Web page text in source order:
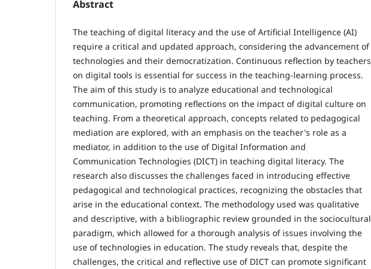
Abstract
The teaching of digital literacy and the use of Artificial Intelligence (AI)
require a critical and updated approach, considering the advancement of
technologies and their democratization. Continuous reflection by teachers
on digital tools is essential for success in the teaching-learning process.
The aim of this study is to analyze educational and technological
communication, promoting reflections on the impact of digital culture on
teaching. From a theoretical approach, concepts related to pedagogical
mediation are explored, with an emphasis on the teacher's role as a
mediator, in addition to the use of Digital Information and
Communication Technologies (DICT) in teaching digital literacy. The
research also discusses the challenges faced in introducing effective
pedagogical and technological practices, recognizing the obstacles that
arise in the educational context. The methodology used was qualitative
and descriptive, with a bibliographic review grounded in the sociocultural
paradigm, which allowed for a thorough analysis of issues involving the
use of technologies in education. The study reveals that, despite the
challenges, the critical and reflective use of DICT can promote significant